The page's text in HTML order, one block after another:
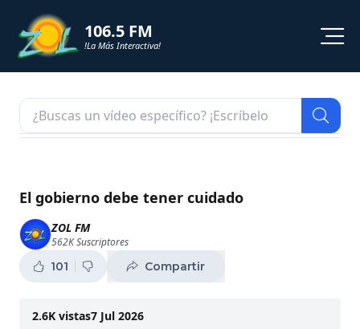
106.5 FM
!La Más Interactiva!
NOTICIAS
SHORTS
PODCAST
ZOL TV
El gobierno debe tener cuidado
ZOL FM
562KSuscriptores
101 Compartir
2.6K vistas7 Jul 2026